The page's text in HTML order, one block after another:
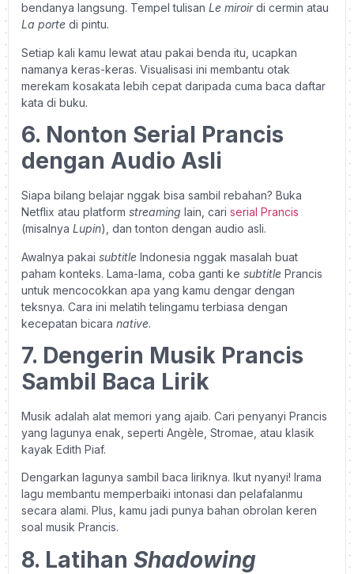
bendanya langsung. Tempel tulisan Le miroirdi cermin atau
La porte di pintu.
Setiap kali kamu lewat atau pakai benda itu, ucapkan
namanya keras-keras. Visualisasi ini membantu otak
merekam kosakata lebih cepat daripada cuma baca daftar
kata di buku.
6. Nonton Serial Prancis
dengan Audio Asli
Siapa bilang belajar nggak bisa sambil rebahan? Buka
Netflix atau platform streaming lain, cari serial Prancis
(misalnya Lupin), dan tonton dengan audio asli.
Awalnya pakai subtitle Indonesia nggak masalah buat
paham konteks. Lama-lama, coba ganti ke subtitle Prancis
untuk mencocokkan apa yang kamu dengar dengan
teksnya. Cara ini melatih telingamu terbiasa dengan
kecepatan bicara native.
7. Dengerin Musik Prancis
Sambil Baca Lirik
Musik adalah alat memori yang ajaib. Cari penyanyi Prancis
yang lagunya enak, seperti Angèle, Stromae, atau klasik
kayak Edith Piaf.
Dengarkan lagunya sambil baca liriknya. Ikut nyanyi! Irama
lagu membantu memperbaiki intonasi dan pelafalanmu
secara alami. Plus, kamu jadi punya bahan obrolan keren
soal musik Prancis.
8. Latihan Shadowing